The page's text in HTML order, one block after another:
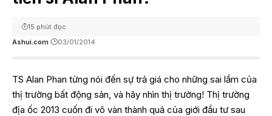
Ashui.com 03/01/2014
15 phút đọc
TS Alan Phan từng nói đến sự trả giá cho những sai lầm của
thị trường bất động sản, và hãy nhìn thị trường! Thị trường
địa ốc 2013 cuốn đi vô vàn thành quả của giới đầu tư sau